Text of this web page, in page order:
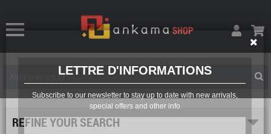
LETTRE D'INFORMATIONS
Subscribe to our newsletter to stay up to date with new arrivals,
special offers and other info
REFINE YOUR SEARCH